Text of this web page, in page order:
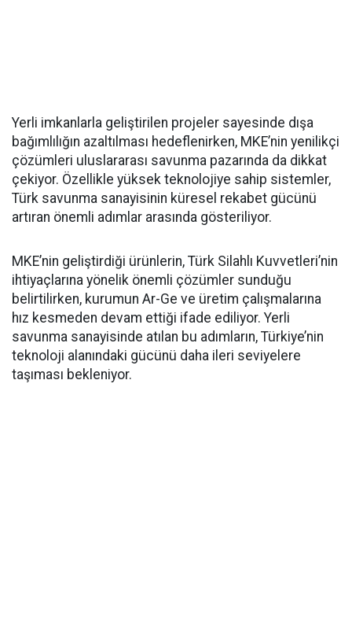
Yerli imkanlarla geliştirilen projeler sayesinde dışa
bağımlılığın azaltılması hedeflenirken, MKE’nin yenilikçi
çözümleri uluslararası savunma pazarında da dikkat
çekiyor. Özellikle yüksek teknolojiye sahip sistemler,
Türk savunma sanayisinin küresel rekabet gücünü
artıran önemli adımlar arasında gösteriliyor.
MKE’nin geliştirdiği ürünlerin, Türk Silahlı Kuvvetleri’nin
ihtiyaçlarına yönelik önemli çözümler sunduğu
belirtilirken, kurumun Ar-Ge ve üretim çalışmalarına
hız kesmeden devam ettiği ifade ediliyor. Yerli
savunma sanayisinde atılan bu adımların, Türkiye’nin
teknoloji alanındaki gücünü daha ileri seviyelere
taşıması bekleniyor.